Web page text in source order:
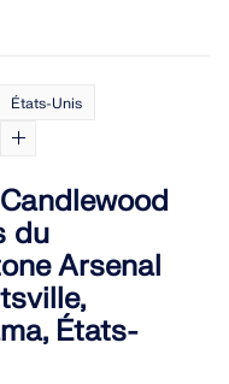
États-Unis
du
Arsenal
États-